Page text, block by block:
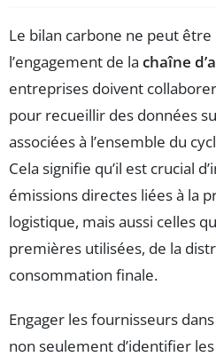
Le bilan carbone ne peut
l’engagement de la chaîne
entreprises doivent
pour recueillir des données
associées à l’ensemble du
Cela signifie qu’il est crucial
émissions directes liées à la
logistique, mais aussi celles
premières utilisées, de la
consommation finale.
Engager les fournisseurs
non seulement d’identifier